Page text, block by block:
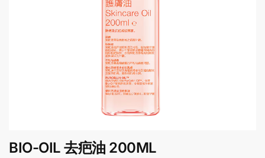
BIO-OIL 去疤油 200ML